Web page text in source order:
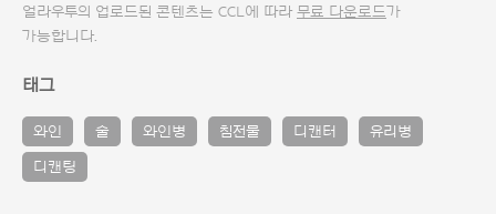
얼라우투의 업로드된 콘텐츠는 CCL에 따라 무료 다운로드가
가능합니다.
태그
와인 술 와인병 침전물 디캔터 유리병
디캔팅